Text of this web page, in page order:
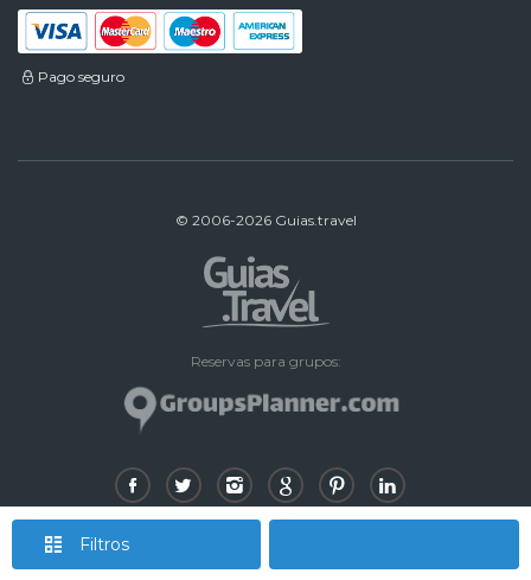
Filtros
Pago seguro
© 2006-2026 Guias.travel
Reservas para grupos: